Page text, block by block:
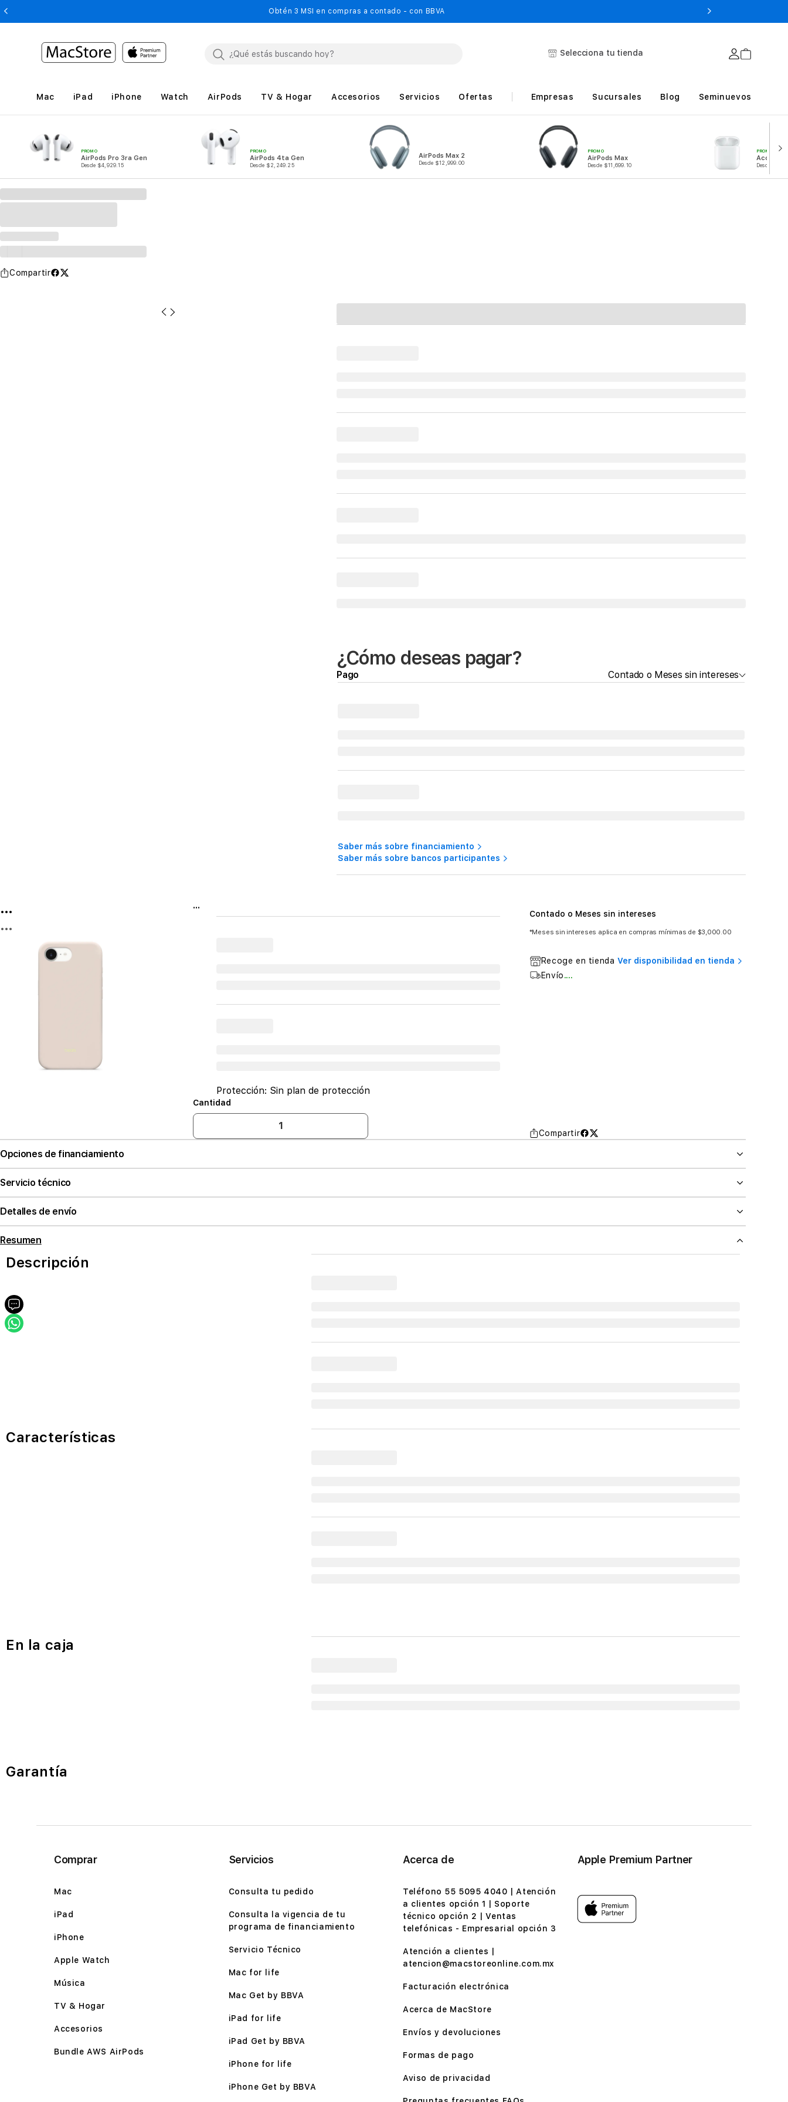
Obtén 3 MSI en compras a contado - con BBVA
Selecciona tu tienda
Mac iPad iPhone Watch AirPods TV & Hogar Accesorios Servicios Ofertas Empresas Sucursales Blog Seminuevos
PROMO
AirPods Pro 3ra Gen
Desde $4,929.15
PROMO
AirPods 4ta Gen
Desde $2,249.25
AirPods Max 2
Desde $12,999.00
PROMO
AirPods Max
Desde $11,699.10
PROMO
Desde
Compartir
¿Cómo deseas pagar?
Pago Contado o Meses sin intereses
Saber más sobre financiamiento
Saber más sobre bancos participantes
...
...
...
Protección: Sin plan de protección
Cantidad
Contado o Meses sin intereses
*Meses sin intereses aplica en compras mínimas de $3,000.00
Recoge en tienda Ver disponibilidad en tienda
Envío....
Compartir
Opciones de financiamiento
Servicio técnico
Detalles de envío
Resumen
Descripción
Características
En la caja
Garantía
Comprar
Mac
iPad
iPhone
Apple Watch
Música
TV & Hogar
Accesorios
Bundle AWS AirPods
Servicios
Consulta tu pedido
Consulta la vigencia de tu
programa de financiamiento
Servicio Técnico
Mac for life
Mac Get by BBVA
iPad for life
iPad Get by BBVA
iPhone for life
iPhone Get by BBVA
Acerca de
Teléfono 55 5095 4040 | Atención
a clientes opción 1 | Soporte
técnico opción 2 | Ventas
telefónicas - Empresarial opción 3
Atención a clientes |
atencion@macstoreonline.com.mx
Facturación electrónica
Acerca de MacStore
Envíos y devoluciones
Formas de pago
Aviso de privacidad
Apple Premium Partner